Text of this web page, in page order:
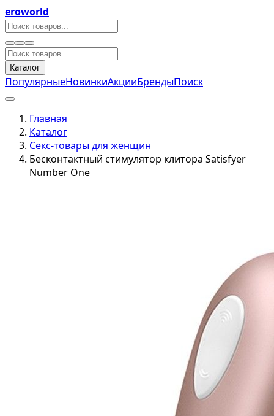
eroworld
Каталог
ПопулярныеНовинкиАкцииБрендыПоиск
Главная
Каталог
Секс-товары для женщин
Бесконтактный стимулятор клитора Satisfyer
Number One